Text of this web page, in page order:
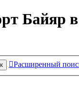
Байяр в
Расширенный